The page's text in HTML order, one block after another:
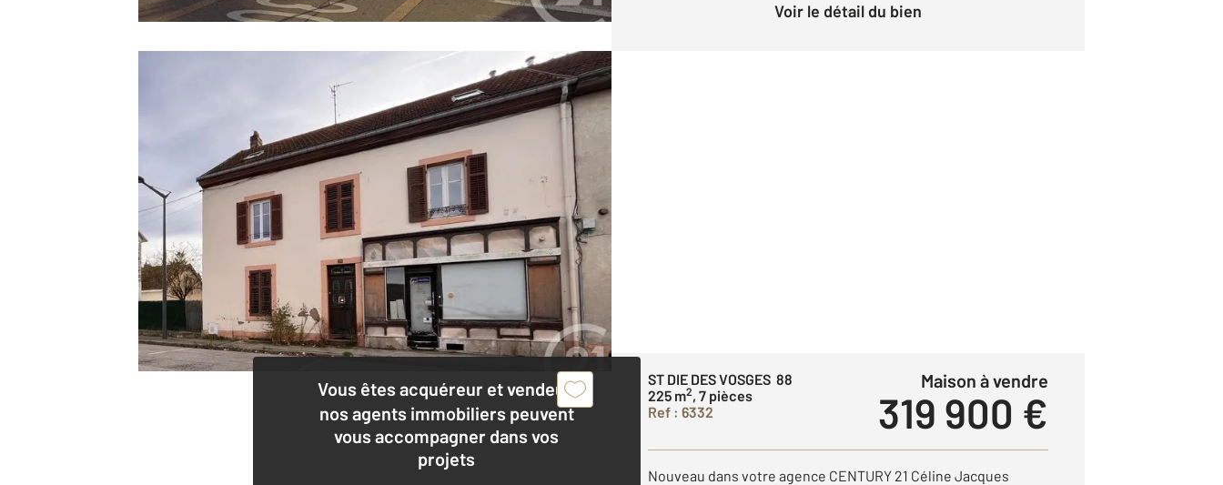
Voir le détail du bien
Vous êtes acquéreur et vendeur,
nos agents immobiliers peuvent
vous accompagner dans vos
projets
ST DIE DES VOSGES 88
225 m2, 7 pièces
Ref : 6332
Maison à vendre
319 900 €
Nouveau dans votre agence CENTURY 21 Céline Jacques